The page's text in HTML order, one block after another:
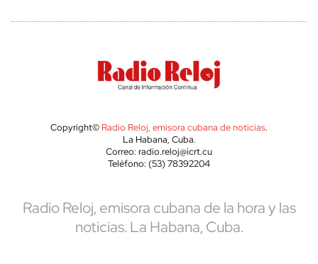
Copyright© Radio Reloj, emisora cubana de noticias.
La Habana, Cuba.
Correo: radio.reloj@icrt.cu
Teléfono: (53) 78392204
Radio Reloj, emisora cubana de la hora y las
noticias. La Habana, Cuba.